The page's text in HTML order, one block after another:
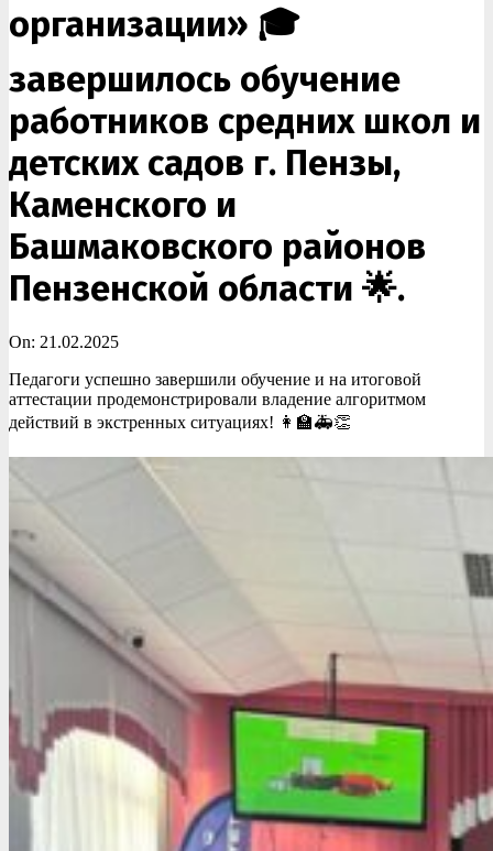
организации» 🎓
завершилось обучение
работников средних школ и
детских садов г. Пензы,
Каменского и
Башмаковского районов
Пензенской области 🌟.
On: 21.02.2025
Педагоги успешно завершили обучение и на итоговой
аттестации продемонстрировали владение алгоритмом
действий в экстренных ситуациях! 👩‍🏫🚑👏